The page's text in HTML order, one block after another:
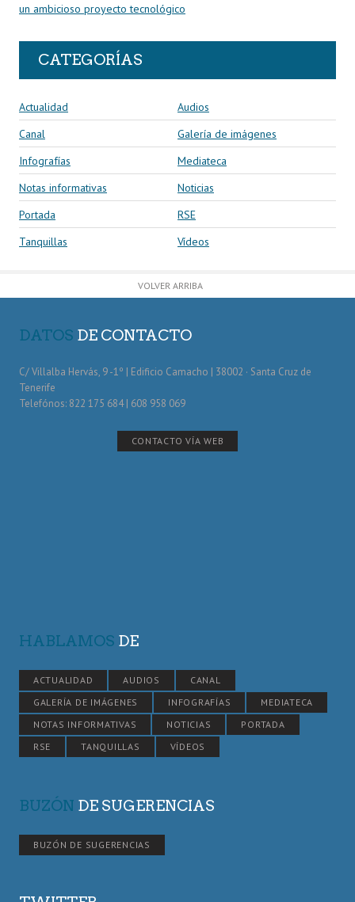
un ambicioso proyecto tecnológico
CATEGORÍAS
Actualidad
Audios
Canal
Galería de imágenes
Infografías
Mediateca
Notas informativas
Noticias
Portada
RSE
Tanquillas
Vídeos
VOLVER ARRIBA
DATOS DE CONTACTO
C/ Villalba Hervás, 9 -1º | Edificio Camacho | 38002 · Santa Cruz de
Tenerife
Telefónos: 822 175 684 | 608 958 069
CONTACTO VÍA WEB
HABLAMOS DE
ACTUALIDAD AUDIOS
CANAL
GALERÍA DE IMÁGENES
INFOGRAFÍAS
MEDIATECA
NOTAS INFORMATIVAS
NOTICIAS
PORTADA
RSE
TANQUILLAS VÍDEOS
BUZÓN DE SUGERENCIAS
BUZÓN DE SUGERENCIAS